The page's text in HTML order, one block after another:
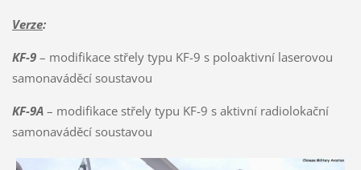
Verze:
KF-9– modifikace střely typu KF-9 s poloaktivní laserovou
samonaváděcí soustavou
KF-9A– modifikace střely typu KF-9 s aktivní radiolokační
samonaváděcí soustavou